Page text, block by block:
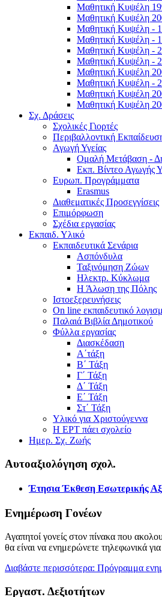
Μαθητική Κυψέλη
Μαθητική Κυψέλη
Μαθητική Κυψέλη -
Μαθητική Κυψέλη -
Μαθητική Κυψέλη -
Μαθητική Κυψέλη -
Μαθητική Κυψέλη
Μαθητική Κυψέλη -
Μαθητική Κυψέλη
Μαθητική Κυψέλη
Σχ. Δράσεις
Σχολικές Γιορτές
Περιβαλλοντική
Αγωγή Υγείας
Ομαλή Μετάβαση -
Εκπ. Βίντεο Αγωγής
Ευρωπ. Προγράμματα
Erasmus
Διαθεματικές Προσεγγίσεις
Επιμόρφωση
Σχέδια εργασίας
Εκπαιδ. Υλικό
Εκπαιδευτικά Σενάρια
Ασπόνδυλα
Ταξινόμηση Ζώων
Ηλεκτρ. Κύκλωμα
Η Άλωση της Πόλης
Ιστοεξερευνήσεις
On line εκπαιδευτικό
Παλαιά Βιβλία Δημοτικού
Φύλλα εργασίας
Διασκέδαση
Α΄τάξη
Β΄ Τάξη
Γ΄ Τάξη
Δ΄ Τάξη
Ε΄ Τάξη
Στ΄ Τάξη
Υλικό για Χριστούγεννα
Η ΕΡΤ πάει σχολείο
Ημερ. Σχ. Ζωής
Αυτοαξιολόγηση σχολ.
Έτησια Έκθεση Εσωτερικής
Ενημέρωση Γονέων
Αγαπητοί γονείς στον πίνακα που
θα είναι να ενημερώνετε τηλεφωνικά
Διαβάστε περισσότερα: Πρόγραμμα
Εργαστ. Δεξιοτήτων